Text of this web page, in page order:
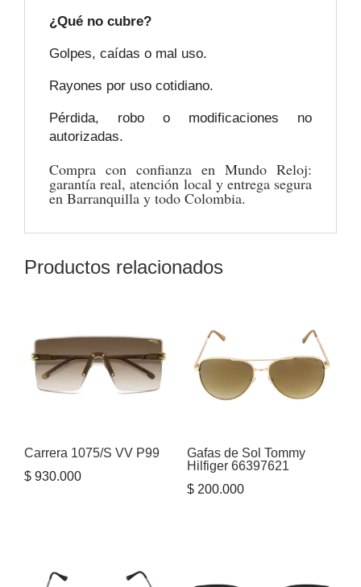
¿Qué no cubre?
Golpes, caídas o mal uso.
Rayones por uso cotidiano.
Pérdida, robo o modificaciones no
autorizadas.
Compra con confianza en Mundo Reloj:
garantía real, atención local y entrega segura
en Barranquilla y todo Colombia.
Productos relacionados
Carrera 1075/S VV P99
$ 930.000
Gafas de Sol Tommy
Hilfiger 66397621
$200.000